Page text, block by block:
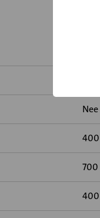
Nee
400
700
400